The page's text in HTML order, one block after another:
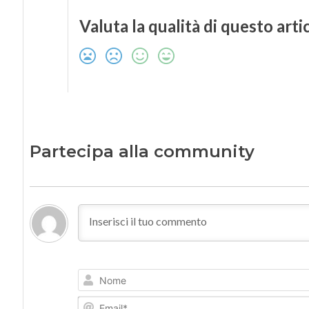
Valuta la qualità di questo
Partecipa alla community